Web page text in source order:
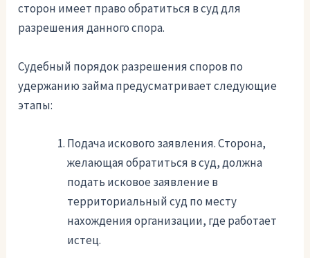
сторон имеет право обратиться в суд для
разрешения данного спора.
Судебный порядок разрешения споров по
удержанию займа предусматривает следующие
этапы:
Подача искового заявления. Сторона,
желающая обратиться в суд, должна
подать исковое заявление в
территориальный суд по месту
нахождения организации, где работает
истец.